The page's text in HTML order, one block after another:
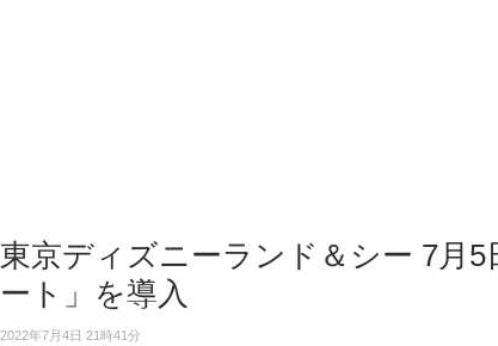
東京ディズニーランド＆シー 7月
ート」を導入
2022年7月4日 21時41分